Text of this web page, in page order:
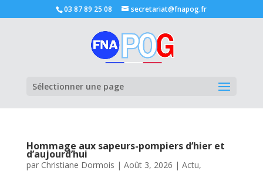
03 87 89 25 08 secretariat@fnapog.fr
Sélectionner une page
Hommage aux sapeurs-pompiers d’hier et
d’aujourd’hui
par Christiane Dormois | Août 3, 2026 | Actu,